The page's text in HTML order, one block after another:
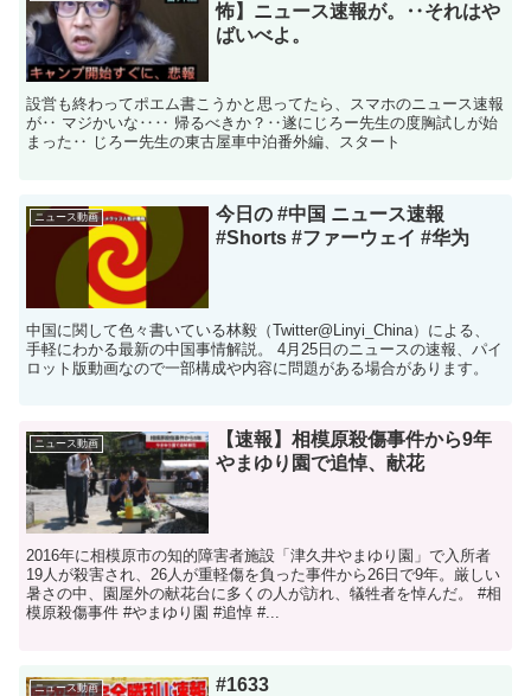
怖】ニュース速報が。‥それはや
ばいべよ。
設営も終わってポエム書こうかと思ってたら、スマホのニュース速報
が‥ マジかいな‥‥ 帰るべきか？‥遂にじろー先生の度胸試しが始
まった‥ じろー先生の東古屋車中泊番外編、スタート
ニュース動画
今日の #中国 ニュース速報
#Shorts #ファーウェイ #华为
中国に関して色々書いている林毅（Twitter@Linyi_China）による、
手軽にわかる最新の中国事情解説。 4月25日のニュースの速報、パイ
ロット版動画なので一部構成や内容に問題がある場合があります。
ニュース動画
【速報】相模原殺傷事件から9年
やまゆり園で追悼、献花
2016年に相模原市の知的障害者施設「津久井やまゆり園」で入所者
19人が殺害され、26人が重軽傷を負った事件から26日で9年。厳しい
暑さの中、園屋外の献花台に多くの人が訪れ、犠牲者を悼んだ。 #相
模原殺傷事件 #やまゆり園 #追悼 #...
ニュース動画 #1633